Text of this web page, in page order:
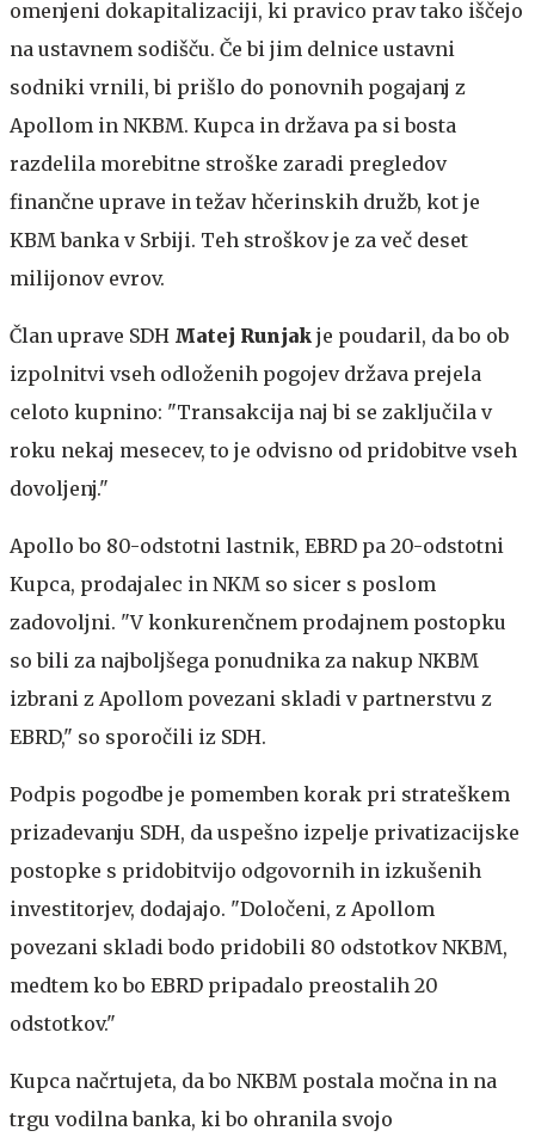
omenjeni dokapitalizaciji, ki pravico prav tako iščejo
na ustavnem sodišču. Če bi jim delnice ustavni
sodniki vrnili, bi prišlo do ponovnih pogajanj z
Apollom in NKBM. Kupca in država pa si bosta
razdelila morebitne stroške zaradi pregledov
finančne uprave in težav hčerinskih družb, kot je
KBM banka v Srbiji. Teh stroškov je za več deset
milijonov evrov.
Član uprave SDH Matej Runjak je poudaril, da bo ob
izpolnitvi vseh odloženih pogojev država prejela
celoto kupnino: "Transakcija naj bi se zaključila v
roku nekaj mesecev, to je odvisno od pridobitve vseh
dovoljenj."
Apollo bo 80-odstotni lastnik, EBRD pa 20-odstotni
Kupca, prodajalec in NKM so sicer s poslom
zadovoljni. "V konkurenčnem prodajnem postopku
so bili za najboljšega ponudnika za nakup NKBM
izbrani z Apollom povezani skladi v partnerstvu z
EBRD," so sporočili iz SDH.
Podpis pogodbe je pomemben korak pri strateškem
prizadevanju SDH, da uspešno izpelje privatizacijske
postopke s pridobitvijo odgovornih in izkušenih
investitorjev, dodajajo. "Določeni, z Apollom
povezani skladi bodo pridobili 80 odstotkov NKBM,
medtem ko bo EBRD pripadalo preostalih 20
odstotkov."
Kupca načrtujeta, da bo NKBM postala močna in na
trgu vodilna banka, ki bo ohranila svojo